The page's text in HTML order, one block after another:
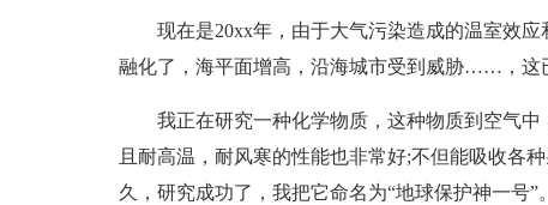
现在是20xx年，由于大气污染造成的温室效
融化了，海平面增高，沿海城市受到威胁……，这
我正在研究一种化学物质，这种物质到空气
且耐高温，耐风寒的性能也非常好;不但能吸收各
久，研究成功了，我把它命名为“地球保护神一号”。